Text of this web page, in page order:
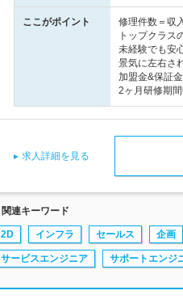
ここがポイント
修理件数＝収
トップクラス
未経験でも安
景気に左右さ
加盟金&保証
2ヶ月研修期
求人詳細を見る
関連キーワード
2D インフラ セールス 企画
サービスエンジニア サポートエンジ